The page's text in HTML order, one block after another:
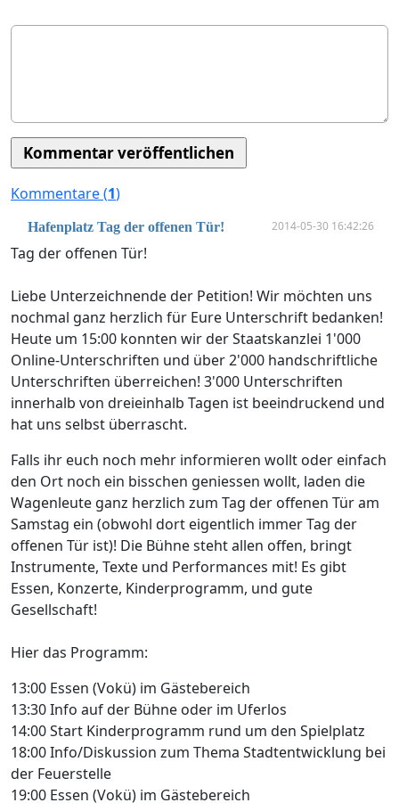
Kommentare (1)
Hafenplatz Tag der offenen Tür! 2014-05-30 16:42:26
Tag der offenen Tür!
Liebe Unterzeichnende der Petition! Wir möchten uns
nochmal ganz herzlich für Eure Unterschrift bedanken!
Heute um 15:00 konnten wir der Staatskanzlei 1'000
Online-Unterschriften und über 2'000 handschriftliche
Unterschriften überreichen! 3'000 Unterschriften
innerhalb von dreieinhalb Tagen ist beeindruckend und
hat uns selbst überrascht.
Falls ihr euch noch mehr informieren wollt oder einfach
den Ort noch ein bisschen geniessen wollt, laden die
Wagenleute ganz herzlich zum Tag der offenen Tür am
Samstag ein (obwohl dort eigentlich immer Tag der
offenen Tür ist)! Die Bühne steht allen offen, bringt
Instrumente, Texte und Performances mit! Es gibt
Essen, Konzerte, Kinderprogramm, und gute
Gesellschaft!
Hier das Programm:
13:00 Essen (Vokü) im Gästebereich
13:30 Info auf der Bühne oder im Uferlos
14:00 Start Kinderprogramm rund um den Spielplatz
18:00 Info/Diskussion zum Thema Stadtentwicklung bei
der Feuerstelle
19:00 Essen (Vokü) im Gästebereich